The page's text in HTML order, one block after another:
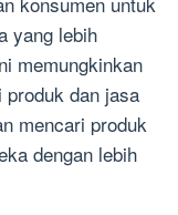
yang lebih
memungkinkan
produk dan jasa
mencari produk
dengan lebih